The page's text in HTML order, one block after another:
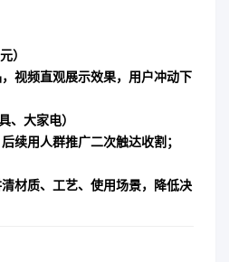
）
视频直观展示效果，用户冲动下
、大家电）
续用人群推广二次触达收割；
材质、工艺、使用场景，降低决